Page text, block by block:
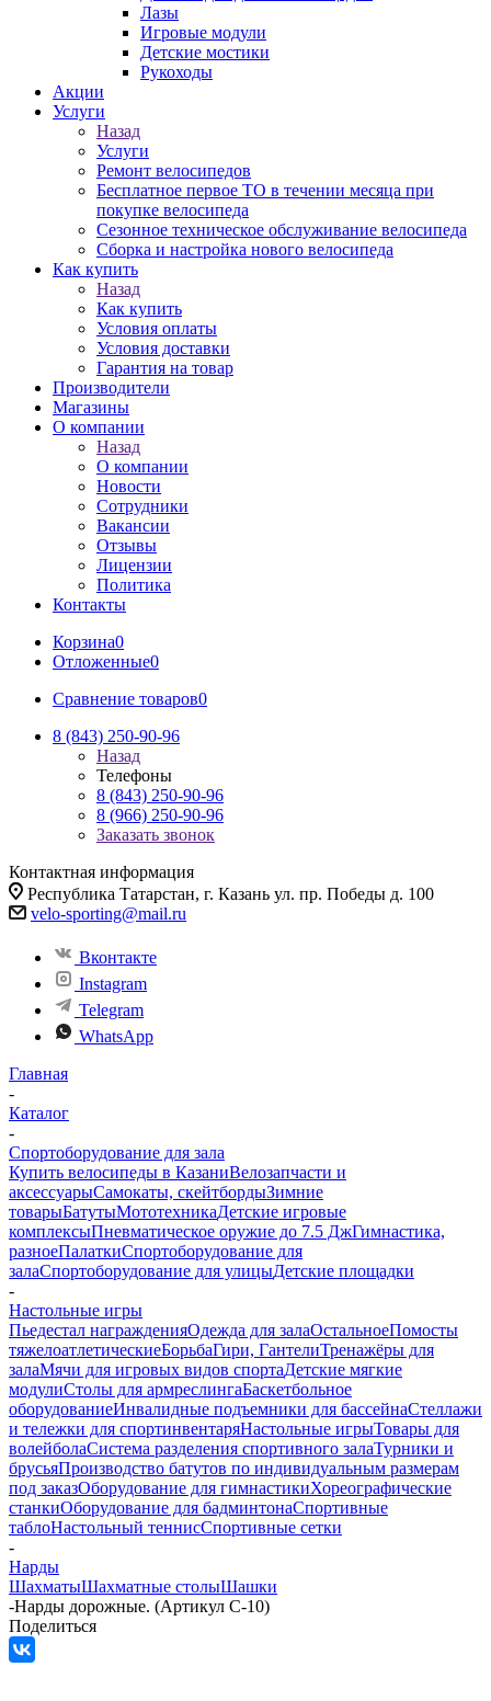
Лазы
Игровые модули
Детские мостики
Рукоходы
Акции
Услуги
Назад
Услуги
Ремонт велосипедов
Бесплатное первое ТО в течении месяца при
покупке велосипеда
Сезонное техническое обслуживание велосипеда
Сборка и настройка нового велосипеда
Как купить
Назад
Как купить
Условия оплаты
Условия доставки
Гарантия на товар
Производители
Магазины
О компании
Назад
О компании
Новости
Сотрудники
Вакансии
Отзывы
Лицензии
Политика
Контакты
Корзина0
Отложенные0
Сравнение товаров0
8 (843) 250-90-96
Назад
Телефоны
8 (843) 250-90-96
8 (966) 250-90-96
Заказать звонок
Контактная информация
Республика Татарстан, г. Казань ул. пр. Победы д. 100
velo-sporting@mail.ru
Вконтакте
Instagram
Telegram
WhatsApp
Главная
-
Каталог
-
Спортоборудование для зала
Купить велосипеды в КазаниВелозапчасти и
аксессуарыСамокаты, скейтбордыЗимние
товарыБатутыМототехникаДетские игровые
комплексыПневматическое оружие до 7.5 ДжГимнастика,
разноеПалаткиСпортоборудование для
залаСпортоборудование для улицыДетские площадки
-
Настольные игры
Пьедестал награжденияОдежда для залаОстальноеПомосты
тяжелоатлетическиеБорьбаГири, ГантелиТренажёры для
залаМячи для игровых видов спортаДетские мягкие
модулиСтолы для армреслингаБаскетбольное
оборудованиеИнвалидные подъемники для бассейнаСтеллажи
и тележки для спортинвентаряНастольные игрыТовары для
волейболаСистема разделения спортивного залаТурники и
брусьяПроизводство батутов по индивидуальным размерам
под заказОборудование для гимнастикиХореографические
станкиОборудование для бадминтонаСпортивные
таблоНастольный теннисСпортивные сетки
-
Нарды
ШахматыШахматные столыШашки
-Нарды дорожные. (Артикул C-10)
Поделиться